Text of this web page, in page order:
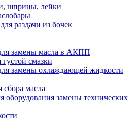
шприцы, лейки
раздачи из бочек
замены масла в АКПП
смазки
замены охлаждающей жидкости
сбора масла
оборудования замены технических